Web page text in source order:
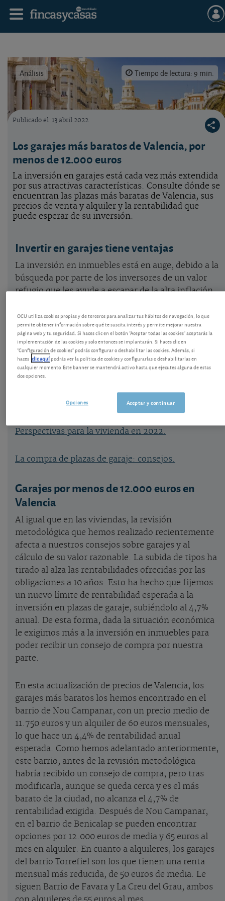
Análisis Tiempo de lectura: 9 min.
Publicado el 13 abril 2022
Los garajes más baratos de Valencia, por
menos de 12.000 euros
La inversión en garajes está cada vez más extendida
por sus atractivas características. Consulte dónde se
encuentran las plazas más baratas de Valencia, sus
precios de venta y alquiler y la rentabilidad que
puede esperar de su inversión.
Invertir en garajes tiene ventajas
La inversión en inmuebles está en auge, debido a la
búsqueda por parte de los inversores de un valor
refugio que les ayude a escapar de la alta inflación
allá de las viviendas, hay quienes prefieren las
plazas de garaje por las atractivas características
que estas presentan: tienen un precio reducido en
comparación con otros inmuebles, generan unas
rentas periódicas con rentabilidades interesantes y
no requieren apenas gastos para su
mantenimiento. Veamos las plazas de garaje con el
precio más barato de Valencia.
Perspectivas para la vivienda en 2022.
La compra de plazas de garaje: consejos.
Garajes por menos de 12.000 euros en
Valencia
Al igual que en las viviendas, la revisión
metodológica que hemos realizado recientemente
afecta a nuestros consejos sobre garajes y al
cálculo de su valor razonable. La subida de tipos ha
tirado al alza las rentabilidades ofrecidas por las
obligaciones a 10 años. Esto ha hecho que fijemos
un nuevo límite de rentabilidad esperada a la
inversión en plazas de garaje, subiéndolo al 4,7%
anual. De esta forma, dada la situación económica
le exigimos más a la inversión en inmuebles para
poder recibir un consejo de compra por nuestra
parte.
En esta actualización de precios de Valencia, los
garajes más baratos los hemos encontrado en el
barrio de Nou Campanar, con un precio medio de
11.750 euros y un alquiler de 60 euros mensuales,
lo que hace un 4,4% de rentabilidad anual
esperada. Como hemos adelantado anteriormente,
este barrio, antes de la revisión metodológica
habría recibido un consejo de compra, pero tras
modificarla, aunque se queda cerca y es el más
barato de la ciudad, no alcanza el 4,7% de
rentabilidad exigida. Después de Nou Campanar,
en el barrio de Benicalap se pueden encontrar
opciones por 12.000 euros de media y 65 euros al
mes en alquiler. En cuanto a alquileres, los garajes
del barrio Torrefiel son los que tienen una renta
mensual más reducida, de 50 euros de media. Le
siguen Barrio de Favara y La Creu del Grau, ambos
OCU utiliza cookies propias y de terceros para analizar tus hábitos de navegación, lo que
permite obtener información sobre qué te suscita interés y permite mejorar nuestra
página web y tu seguridad. Si haces clic en el botón "Aceptar todas las cookies" aceptarás la
implementación de las cookies y solo entonces se implantarán. Si haces clic en
"Configuración de cookies" podrás configurar o deshabilitar las cookies. Además, si
haces clic aquípodrás ver la política de cookies y configurarlas o deshabilitarlas en
cualquier momento. Este banner se mantendrá activo hasta que ejecutes alguna de estas
dos opciones.
Aceptar y continuar
Opciones